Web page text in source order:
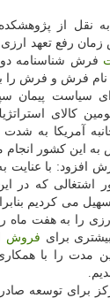
نقل از
فرش شناسنامه
نام فرش و فرش را
سیاست پیمان
كالای
این كشور انجام
با عنایت
كه در
می كردیم
را به هفت ماه
برای فروش
مدت را با
برای توسعه